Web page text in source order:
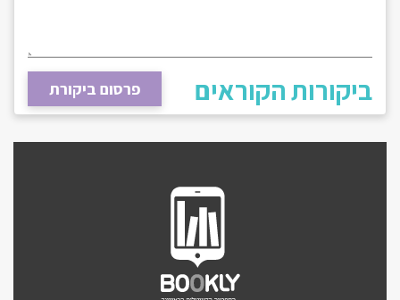
פרסום ביקורת ביקורות הקוראים